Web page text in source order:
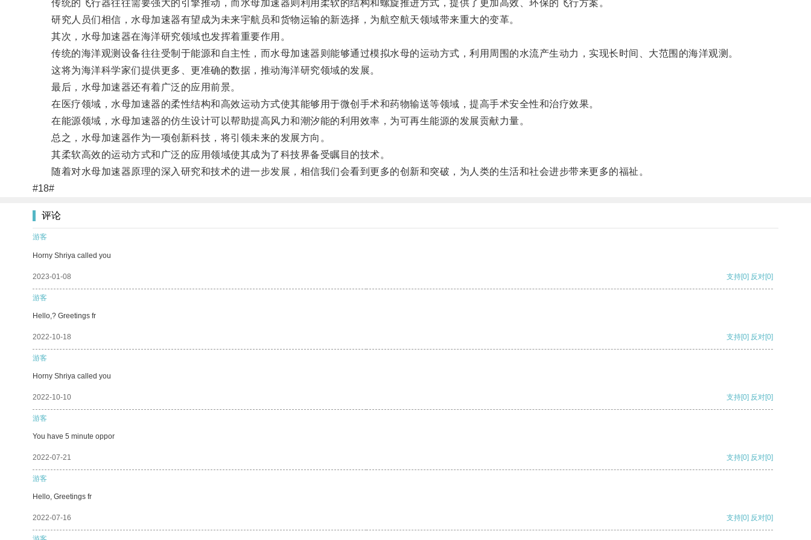
传统的飞行器往往需要强大的引擎推动，而水母加速器则利用柔软的结构和螺旋推进方式，提供了更加高效、环保的飞行方案。
研究人员们相信，水母加速器有望成为未来宇航员和货物运输的新选择，为航空航天领域带来重大的变革。
其次，水母加速器在海洋研究领域也发挥着重要作用。
传统的海洋观测设备往往受制于能源和自主性，而水母加速器则能够通过模拟水母的运动方式，利用周围的水流产生动力，实现长时间、大范围的海洋观测。
这将为海洋科学家们提供更多、更准确的数据，推动海洋研究领域的发展。
最后，水母加速器还有着广泛的应用前景。
在医疗领域，水母加速器的柔性结构和高效运动方式使其能够用于微创手术和药物输送等领域，提高手术安全性和治疗效果。
在能源领域，水母加速器的仿生设计可以帮助提高风力和潮汐能的利用效率，为可再生能源的发展贡献力量。
总之，水母加速器作为一项创新科技，将引领未来的发展方向。
其柔软高效的运动方式和广泛的应用领域使其成为了科技界备受瞩目的技术。
随着对水母加速器原理的深入研究和技术的进一步发展，相信我们会看到更多的创新和突破，为人类的生活和社会进步带来更多的福祉。
#18#
评论
游客
Horny Shriya called you
2023-01-08 支持[0] 反对[0]
游客
Hello,? Greetings fr
2022-10-18 支持[0] 反对[0]
游客
Horny Shriya called you
2022-10-10 支持[0] 反对[0]
游客
You have 5 minute oppor
2022-07-21 支持[0] 反对[0]
游客
Hello, Greetings fr
2022-07-16 支持[0] 反对[0]